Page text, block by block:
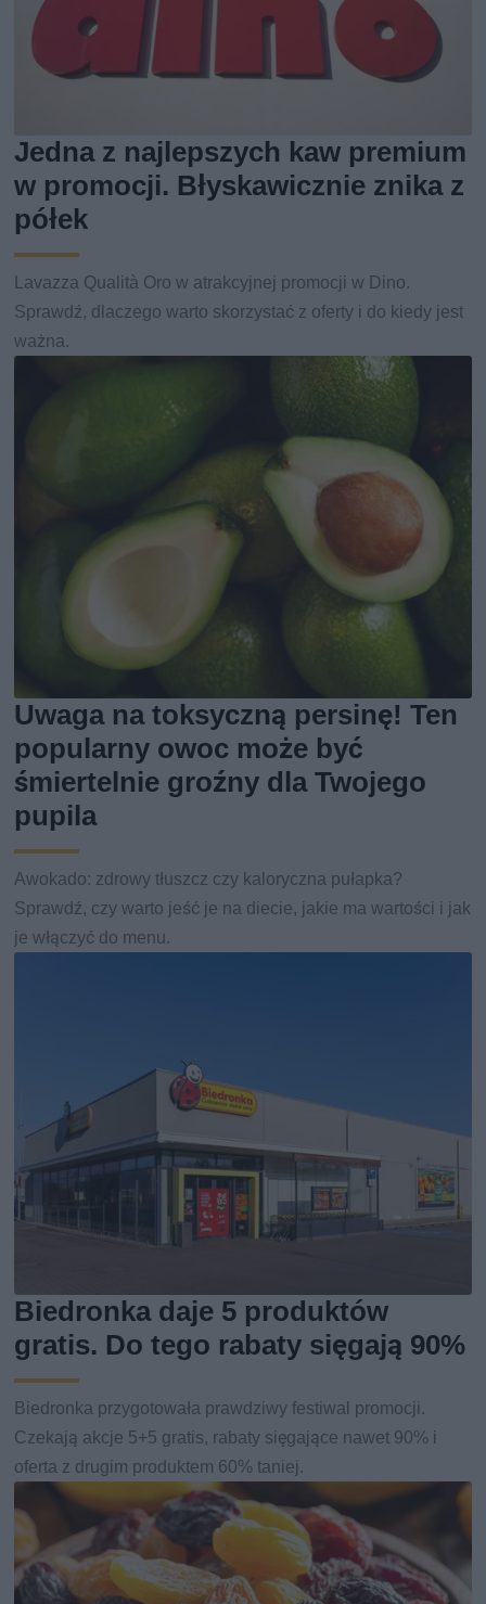
Jedna z najlepszych kaw premium
w promocji. Błyskawicznie znika z
półek
Lavazza Qualità Oro w atrakcyjnej promocji w Dino.
Sprawdź, dlaczego warto skorzystać z oferty i do kiedy jest
ważna.
Uwaga na toksyczną persinę! Ten
popularny owoc może być
śmiertelnie groźny dla Twojego
pupila
Awokado: zdrowy tłuszcz czy kaloryczna pułapka?
Sprawdź, czy warto jeść je na diecie, jakie ma wartości i jak
je włączyć do menu.
Biedronka daje 5 produktów
gratis. Do tego rabaty sięgają 90%
Biedronka przygotowała prawdziwy festiwal promocji.
Czekają akcje 5+5 gratis, rabaty sięgające nawet 90% i
oferta z drugim produktem 60% taniej.